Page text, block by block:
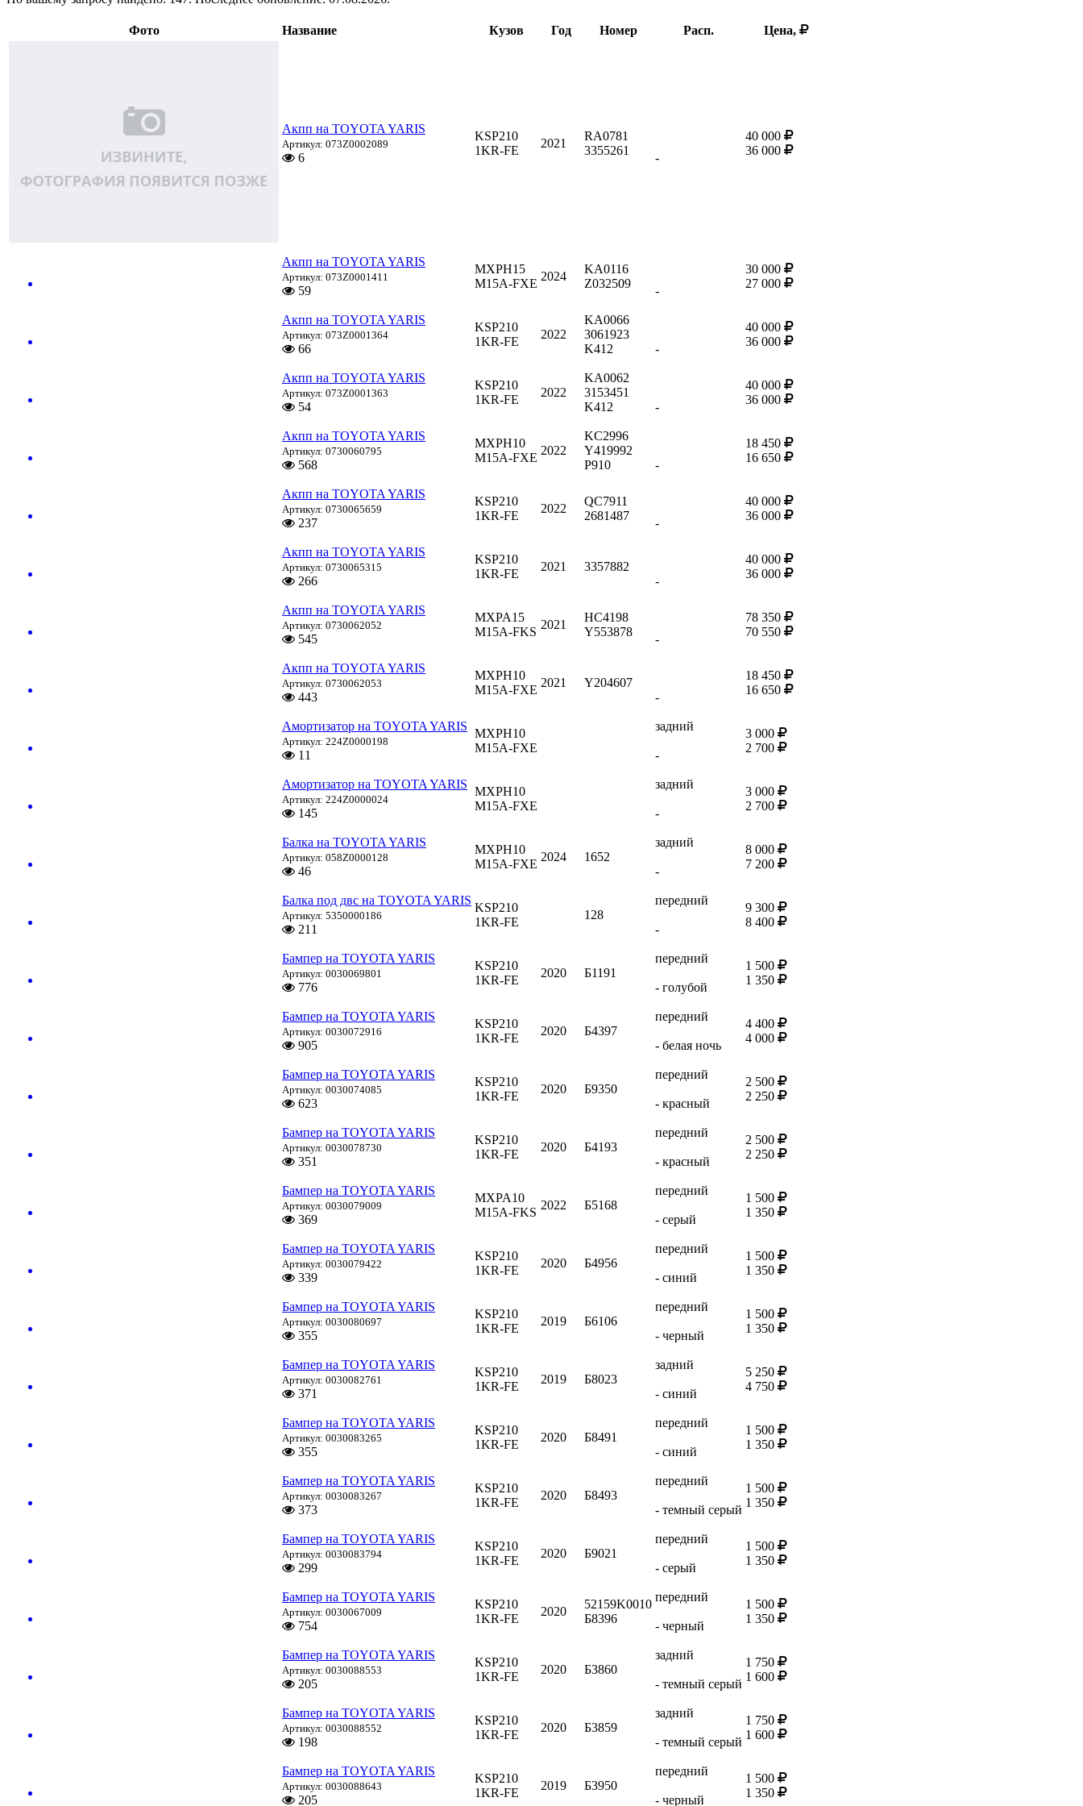
Фото Название Кузов Год Номер Расп. Цена,
Акпп на TOYOTA YARIS
Артикул: 073Z0002089
6
KSP210
1KR-FE
2021
RA0781
3355261
-
40 000
36 000
Акпп на TOYOTA YARIS
Артикул: 073Z0001411
59
MXPH15
M15A-FXE
2024
KA0116
Z032509
-
30 000
27 000
Акпп на TOYOTA YARIS
Артикул: 073Z0001364
66
KSP210
1KR-FE
2022
KA0066
3061923
K412
-
40 000
36 000
Акпп на TOYOTA YARIS
Артикул: 073Z0001363
54
KSP210
1KR-FE
2022
KA0062
3153451
K412
-
40 000
36 000
Акпп на TOYOTA YARIS
Артикул: 0730060795
568
MXPH10
M15A-FXE
2022
KC2996
Y419992
P910
-
18 450
16 650
Акпп на TOYOTA YARIS
Артикул: 0730065659
237
KSP210
1KR-FE
2022
QC7911
2681487
-
40 000
36 000
Акпп на TOYOTA YARIS
Артикул: 0730065315
266
KSP210
1KR-FE
2021
3357882
-
40 000
36 000
Акпп на TOYOTA YARIS
Артикул: 0730062052
545
MXPA15
M15A-FKS
2021
HC4198
Y553878
-
78 350
70 550
Акпп на TOYOTA YARIS
Артикул: 0730062053
443
MXPH10
M15A-FXE
2021
Y204607
-
18 450
16 650
Амортизатор на TOYOTA YARIS
Артикул: 224Z0000198
11
MXPH10
M15A-FXE
задний
-
3 000
2 700
Амортизатор на TOYOTA YARIS
Артикул: 224Z0000024
145
MXPH10
M15A-FXE
задний
-
3 000
2 700
Балка на TOYOTA YARIS
Артикул: 058Z0000128
46
MXPH10
M15A-FXE
2024 1652
задний
-
8 000
7 200
Балка под двс на TOYOTA YARIS
Артикул: 5350000186
211
KSP210
1KR-FE
128
передний
-
9 300
8 400
Бампер на TOYOTA YARIS
Артикул: 0030069801
776
KSP210
1KR-FE
2020 Б1191
передний
- голубой
1 500
1 350
Бампер на TOYOTA YARIS
Артикул: 0030072916
905
KSP210
1KR-FE
2020 Б4397
передний
- белая ночь
4 400
4 000
Бампер на TOYOTA YARIS
Артикул: 0030074085
623
KSP210
1KR-FE
2020 Б9350
передний
- красный
2 500
2 250
Бампер на TOYOTA YARIS
Артикул: 0030078730
351
KSP210
1KR-FE
2020 Б4193
передний
- красный
2 500
2 250
Бампер на TOYOTA YARIS
Артикул: 0030079009
369
MXPA10
M15A-FKS
2022 Б5168
передний
- серый
1 500
1 350
Бампер на TOYOTA YARIS
Артикул: 0030079422
339
KSP210
1KR-FE
2020 Б4956
передний
- синий
1 500
1 350
Бампер на TOYOTA YARIS
Артикул: 0030080697
355
KSP210
1KR-FE
2019 Б6106
передний
- черный
1 500
1 350
Бампер на TOYOTA YARIS
Артикул: 0030082761
371
KSP210
1KR-FE
2019 Б8023
задний
- синий
5 250
4 750
Бампер на TOYOTA YARIS
Артикул: 0030083265
355
KSP210
1KR-FE
2020 Б8491
передний
- синий
1 500
1 350
Бампер на TOYOTA YARIS
Артикул: 0030083267
373
KSP210
1KR-FE
2020 Б8493
передний
- темный серый
1 500
1 350
Бампер на TOYOTA YARIS
Артикул: 0030083794
299
KSP210
1KR-FE
2020 Б9021
передний
- серый
1 500
1 350
Бампер на TOYOTA YARIS
Артикул: 0030067009
754
KSP210
1KR-FE
2020
52159K0010
Б8396
передний
- черный
1 500
1 350
Бампер на TOYOTA YARIS
Артикул: 0030088553
205
KSP210
1KR-FE
2020 Б3860
задний
- темный серый
1 750
1 600
Бампер на TOYOTA YARIS
Артикул: 0030088552
198
KSP210
1KR-FE
2020 Б3859
задний
- темный серый
1 750
1 600
Бампер на TOYOTA YARIS
Артикул: 0030088643
205
KSP210
1KR-FE
2019 Б3950
передний
- черный
1 500
1 350